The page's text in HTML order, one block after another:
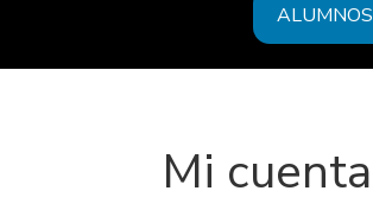
ALUMNOS
Mi cuenta